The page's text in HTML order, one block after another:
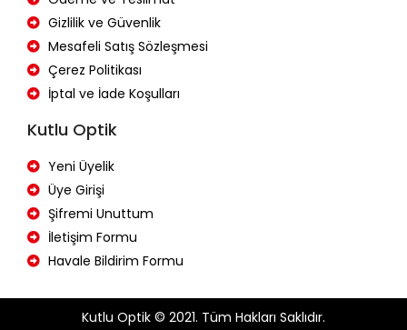
Gizlilik ve Güvenlik
Mesafeli Satış Sözleşmesi
Çerez Politikası
İptal ve İade Koşulları
Kutlu Optik
Yeni Üyelik
Üye Girişi
Şifremi Unuttum
İletişim Formu
Havale Bildirim Formu
Kutlu Optik © 2021. Tüm Hakları Saklıdır.